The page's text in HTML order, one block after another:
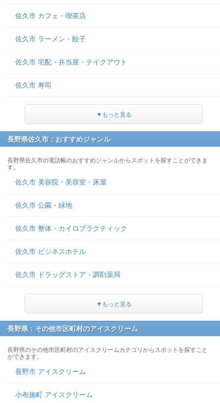
佐久市 カフェ・喫茶店
佐久市 ラーメン・餃子
佐久市 宅配・弁当屋・テイクアウト
佐久市 寿司
▼もっと見る
長野県佐久市：おすすめジャンル
長野県佐久市の電話帳のおすすめジャンルからスポットを探すことができま
す。
佐久市 美容院・美容室・床屋
佐久市 公園・緑地
佐久市 整体・カイロプラクティック
佐久市 ビジネスホテル
佐久市 ドラッグストア・調剤薬局
▼もっと見る
長野県：その他市区町村のアイスクリーム
長野県のその他市区町村のアイスクリームカテゴリからスポットを探すこと
ができます。
長野市 アイスクリーム
小布施町 アイスクリーム